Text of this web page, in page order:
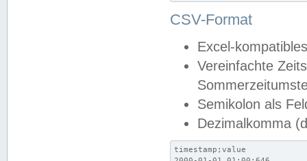
CSV-Format
Excel-
Vereinfachte
Semikolon als
Dezimalkomma
timestamp;value